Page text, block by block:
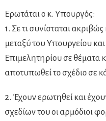
Ερωτάται ο κ. Υπουργός:
1. Σε τι συνίσταται
μεταξύ του Υπουργείου
Επιμελητηρίου σε θέματα
αποτυπωθεί το σχέδιο σε
2. Έχουν ερωτηθεί και
σχεδίων του οι αρμόδιοι